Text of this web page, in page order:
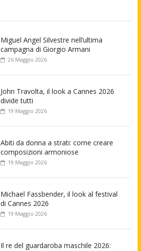
Miguel Angel Silvestre nell’ultima
campagna di Giorgio Armani
26 Maggio 2026
John Travolta, il look a Cannes 2026
divide tutti
19 Maggio 2026
Abiti da donna a strati: come creare
composizioni armoniose
19 Maggio 2026
Michael Fassbender, il look al festival
di Cannes 2026
19 Maggio 2026
Il re del guardaroba maschile 2026: